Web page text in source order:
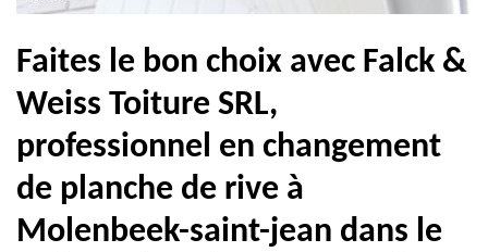
Faites le bon choix avec Falck &
Weiss Toiture SRL,
professionnel en changement
de planche de rive à
Molenbeek-saint-jean dans le